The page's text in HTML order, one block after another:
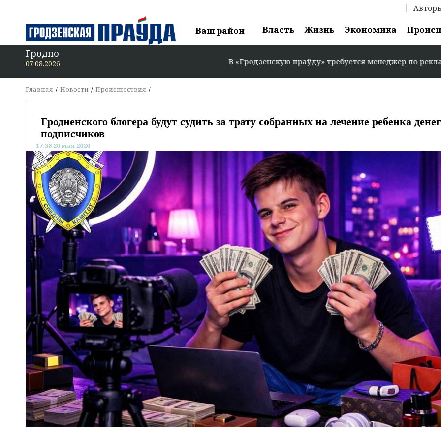
Ваш район Власть Жизнь Экономика
Гродно
07.08.2026 В «Гродзенскую праўду» требуется менеджер по рекламе: +375
Главная Новости Происшествия
Гродненского блогера будут судить за трату собранных на лечение ребенка денег
подписчиков
17:38 20 мая 2026